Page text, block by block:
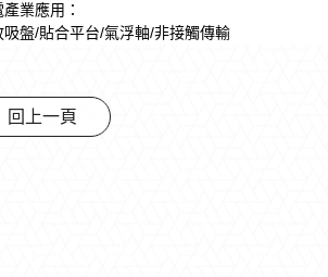
業應用：
吸盤/貼合平台/氣浮軸/非接觸傳輸
回上一頁